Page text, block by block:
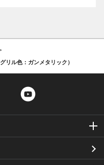
リル色：ガンメタリック）
Twitter